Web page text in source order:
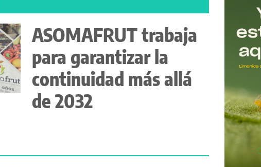
ASOMAFRUT trabaja
para garantizar la
continuidad más allá
de 2032